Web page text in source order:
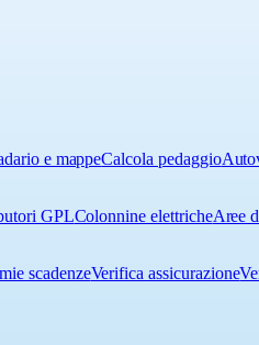
e mappeCalcola pedaggio
GPLColonnine elettricheAree
scadenzeVerifica assicurazione